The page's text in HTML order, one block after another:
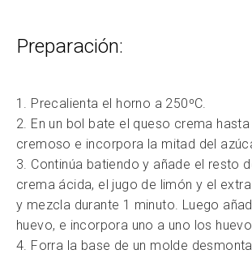
Preparación:
1. Precalienta el horno a 250ºC.
2. En un bol bate el queso crema
cremoso e incorpora la mitad del
3. Continúa batiendo y añade el resto
crema ácida, el jugo de limón y el
y mezcla durante 1 minuto. Luego
huevo, e incorpora uno a uno los
4. Forra la base de un molde